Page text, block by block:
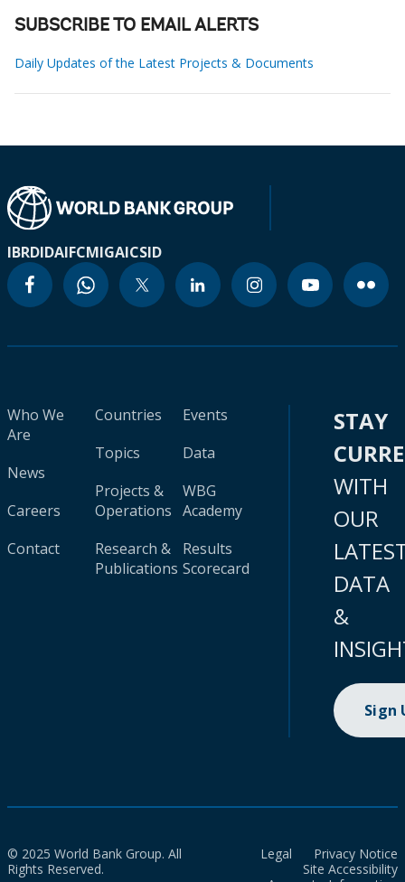
SUBSCRIBE TO EMAIL ALERTS
Daily Updates of the Latest Projects & Documents
IBRDIDAIFCMIGAICSID
Who We
Are
News
Careers
Contact
Countries
Topics
Projects &
Operations
Research &
Publications
Events
Data
WBG
Academy
Results
Scorecard
STAY
WITH
OUR
DATA
&
Sign
© 2025 World Bank Group. All
Rights Reserved.
Legal
Privacy Notice
Site Accessibility